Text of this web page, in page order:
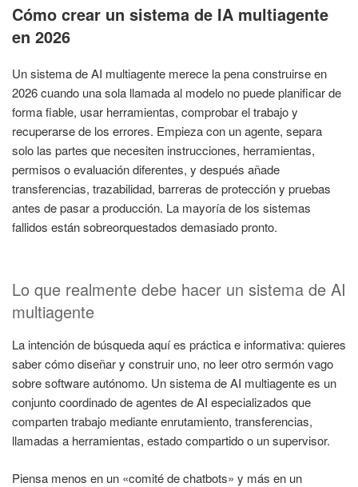
EL
Cómo crear un sistema de IA multiagente
en 2026
Un sistema de AI multiagente merece la pena construirse en
2026 cuando una sola llamada al modelo no puede planificar de
forma fiable, usar herramientas, comprobar el trabajo y
recuperarse de los errores. Empieza con un agente, separa
solo las partes que necesiten instrucciones, herramientas,
permisos o evaluación diferentes, y después añade
transferencias, trazabilidad, barreras de protección y pruebas
antes de pasar a producción. La mayoría de los sistemas
fallidos están sobreorquestados demasiado pronto.
Lo que realmente debe hacer un sistema de AI
multiagente
La intención de búsqueda aquí es práctica e informativa: quieres
saber cómo diseñar y construir uno, no leer otro sermón vago
sobre software autónomo. Un sistema de AI multiagente es un
conjunto coordinado de agentes de AI especializados que
comparten trabajo mediante enrutamiento, transferencias,
llamadas a herramientas, estado compartido o un supervisor.
Piensa menos en un «comité de chatbots» y más en un